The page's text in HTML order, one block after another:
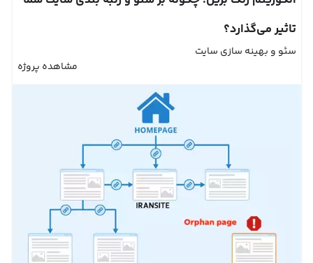
تاثیر می‌گذارد؟
سئو و بهینه سازی سایت
مشاهده پروژه